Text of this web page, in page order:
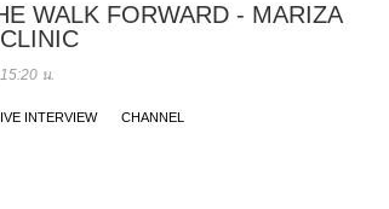
WALK FORWARD - MARIZA
น.
INTERVIEW CHANNEL